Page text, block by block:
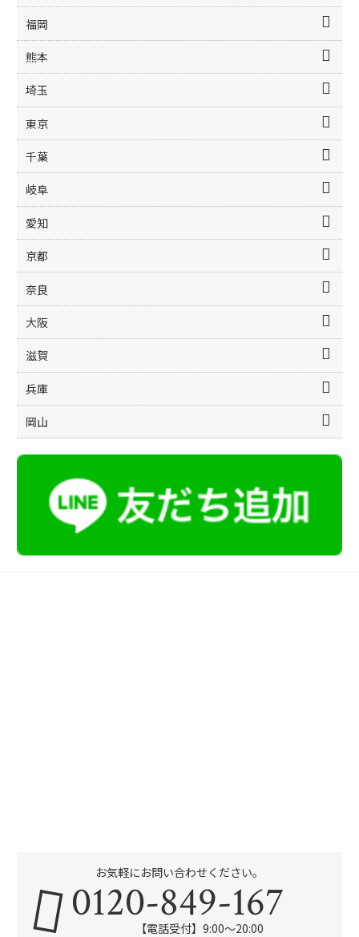
福岡
熊本
埼玉
東京
千葉
岐阜
愛知
京都
奈良
大阪
滋賀
兵庫
岡山
お気軽にお問い合わせください。
0120-849-167
【電話受付】9:00〜20:00